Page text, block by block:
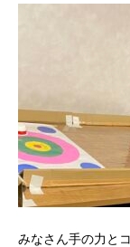
みなさん手の力と